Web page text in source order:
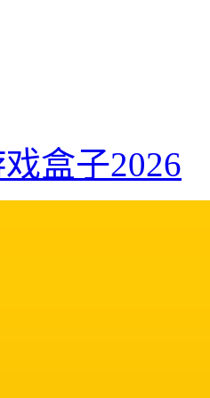
戏盒子2026